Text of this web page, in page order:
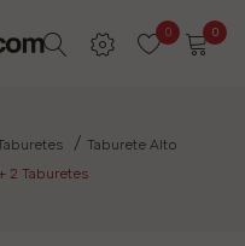
0 0
Taburete Alto
2 Taburetes